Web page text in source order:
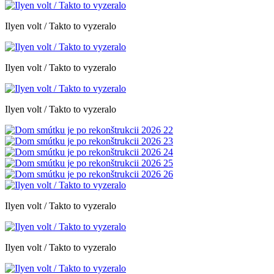
Ilyen volt / Takto to vyzeralo
Ilyen volt / Takto to vyzeralo
Ilyen volt / Takto to vyzeralo
Ilyen volt / Takto to vyzeralo
Ilyen volt / Takto to vyzeralo